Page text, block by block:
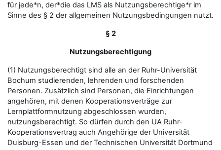
für jede*n, der*die das LMS als Nutzungsberechtige*r im
Sinne des § 2 der allgemeinen Nutzungsbedingungen nutzt.
§ 2
Nutzungsberechtigung
(1) Nutzungsberechtigt sind alle an der Ruhr-Universität
Bochum studierenden, lehrenden und forschenden
Personen. Zusätzlich sind Personen, die Einrichtungen
angehören, mit denen Kooperationsverträge zur
Lernplattformnutzung abgeschlossen wurden,
nutzungsberechtigt. So dürfen durch den UA Ruhr-
Kooperationsvertrag auch Angehörige der Universität
Duisburg-Essen und der Technischen Universität Dortmund